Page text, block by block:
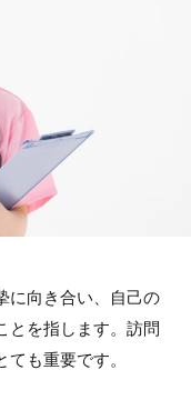
に向き合い、自己の
とを指します。訪問
も重要です。